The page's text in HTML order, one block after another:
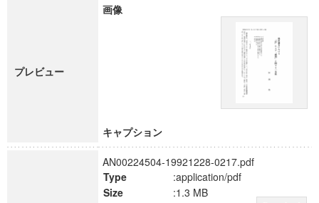
プレビュー
画像
キャプション
AN00224504-19921228-0217.pdf
Type
:application/pdf
Size
:1.3 MB